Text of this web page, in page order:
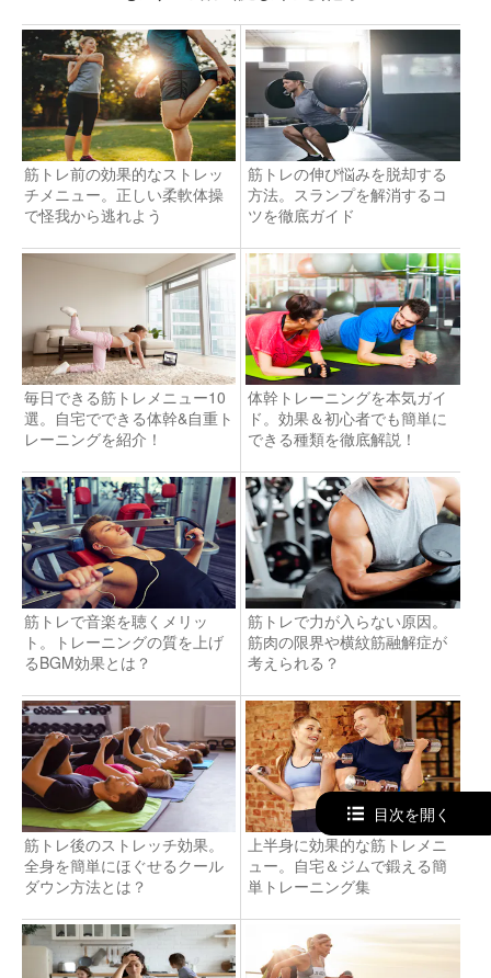
筋トレ前の効果的なストレッ
チメニュー。正しい柔軟体操
で怪我から逃れよう
筋トレの伸び悩みを脱却する
方法。スランプを解消するコ
ツを徹底ガイド
毎日できる筋トレメニュー10
選。自宅でできる体幹&自重ト
レーニングを紹介！
体幹トレーニングを本気ガイ
ド。効果＆初心者でも簡単に
できる種類を徹底解説！
筋トレで音楽を聴くメリッ
ト。トレーニングの質を上げ
るBGM効果とは？
筋トレで力が入らない原因。
筋肉の限界や横紋筋融解症が
考えられる？
筋トレ後のストレッチ効果。
全身を簡単にほぐせるクール
ダウン方法とは？
上半身に効果的な筋トレメニ
ュー。自宅＆ジムで鍛える簡
単トレーニング集
目次を開く